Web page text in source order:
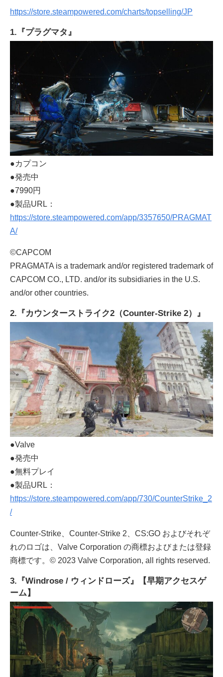
https://store.steampowered.com/charts/topselling/JP
1.『プラグマタ』
●カプコン
●発売中
●7990円
●製品URL：
https://store.steampowered.com/app/3357650/PRAGMAT
A/
©CAPCOM
PRAGMATA is a trademark and/or registered trademark of
CAPCOM CO., LTD. and/or its subsidiaries in the U.S.
and/or other countries.
2.『カウンターストライク2（Counter-Strike 2）』
●Valve
●発売中
●無料プレイ
●製品URL：
https://store.steampowered.com/app/730/CounterStrike_2
/
Counter-Strike、Counter-Strike 2、CS:GO およびそれぞ
れのロゴは、Valve Corporation の商標およびまたは登録
商標です。© 2023 Valve Corporation, all rights reserved.
3.『Windrose / ウィンドローズ』【早期アクセスゲ
ーム】